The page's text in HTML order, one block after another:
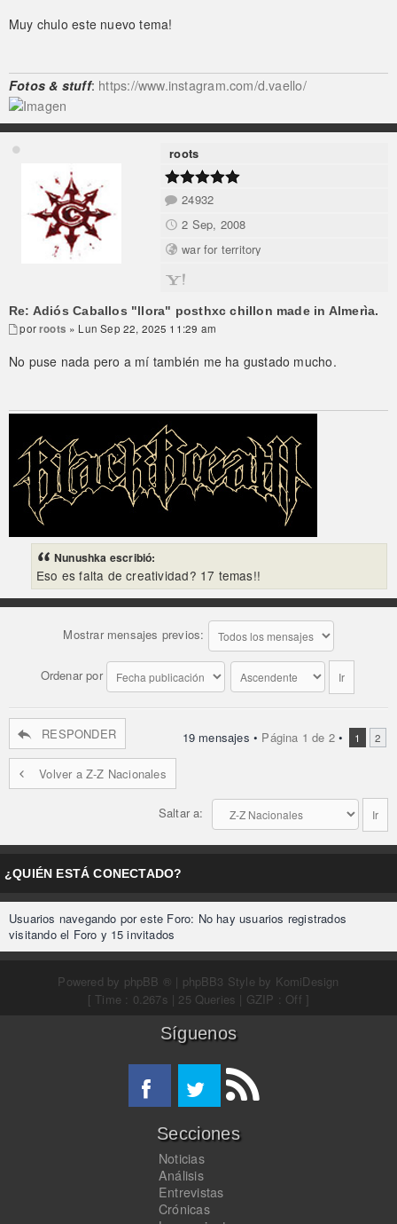
Muy chulo este nuevo tema!
Fotos & stuff: https://www.instagram.com/d.vaello/
roots
24932
2 Sep, 2008
war for territory
Re: Adiós Caballos "llora" posthxc chillon made in Almerìa.
porroots » Lun Sep 22, 2025 11:29 am
No puse nada pero a mí también me ha gustado mucho.
Nunushka escribió:
Eso es falta de creatividad? 17 temas!!
Mostrar mensajes previos:
Ordenar por
RESPONDER 19 mensajes • Página 1 de 2 • 1 2
Volver a Z-Z Nacionales
Saltar a:
¿QUIÉN ESTÁ CONECTADO?
Usuarios navegando por este Foro: No hay usuarios registrados
visitando el Foro y 15 invitados
Powered by phpBB ® | phpBB3 Style by KomiDesign
[ Time : 0.267s | 25 Queries | GZIP : Off ]
Síguenos
Secciones
Noticias
Análisis
Entrevistas
Crónicas